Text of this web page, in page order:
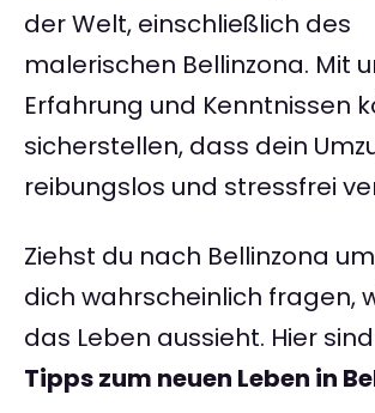
der Welt, einschließlich des
malerischen Bellinzona. Mit
Erfahrung und Kenntnissen
sicherstellen, dass dein
reibungslos und stressfrei
Ziehst du nach Bellinzona
dich wahrscheinlich fragen,
das Leben aussieht. Hier
Tipps zum neuen Leben in